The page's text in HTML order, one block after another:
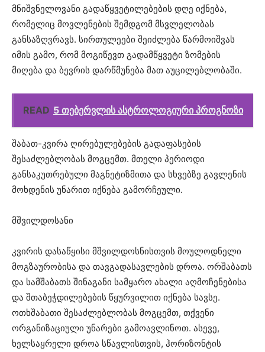
მნიშვნელოვანი გადაწყვეტილებების დღე იქნება,
რომელიც მოვლენების შემდგომ მსვლელობას
განსაზღვრავს. სირთულეები შეიძლება წარმოიშვას
იმის გამო, რომ მოგიწევთ გადამწყვეტი ზომების
მიღება და ბევრის დარწმუნება მათ აუცილებლობაში.
READ 5 თებერვლის ასტროლოგიური პროგნოზი
შაბათ-კვირა ღირებულებების გადაფასების
შესაძლებლობას მოგცემთ. მთელი პერიოდი
განსაკუთრებული მაგნეტიზმითა და სხვებზე გავლენის
მოხდენის უნარით იქნება გამორჩეული.
მშვილდოსანი
კვირის დასაწყისი მშვილდოსნისთვის მოულოდნელი
მოგზაურობისა და თავგადასავლების დროა. ორშაბათს
და სამშაბათს შინაგანი სამყარო ახალი აღმოჩენებისა
და შთაბეჭდილებების წყურვილით იქნება სავსე.
ოთხშაბათი შესაძლებლობას მოგცემთ, თქვენი
ორგანიზაციული უნარები გამოავლინოთ. ასევე,
ხელსაყრელი დროა სწავლისთვის, ჰორიზონტის